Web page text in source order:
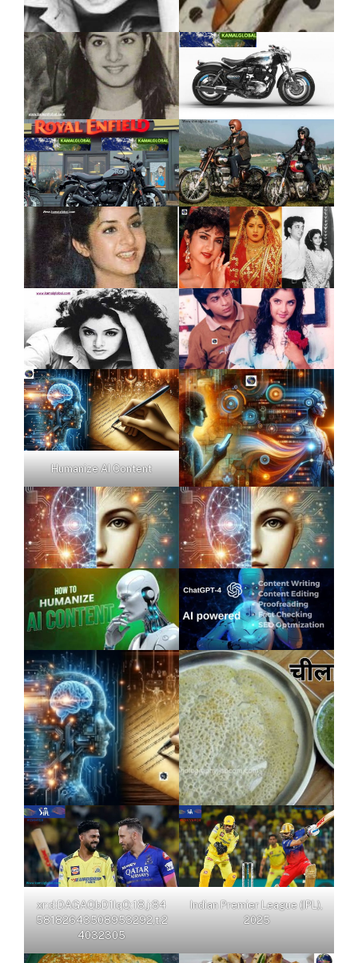
Humanize AI Content
xr:d:DAGAQbD1IqQ:18,j:84
58182643508953292,t:2
4032305
Indian Premier League (IPL),
2025